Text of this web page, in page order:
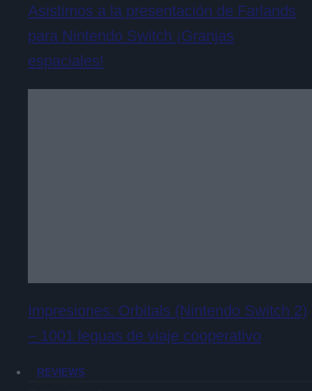
Asistimos a la presentación de Farlands
para Nintendo Switch ¡Granjas
espaciales!
Impresiones: Orbitals (Nintendo Switch 2)
– 1001 leguas de viaje cooperativo
REVIEWS